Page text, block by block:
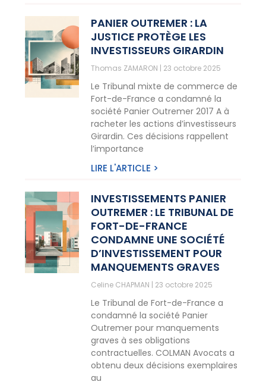
PANIER OUTREMER : LA
JUSTICE PROTÈGE LES
INVESTISSEURS GIRARDIN
Thomas ZAMARON 23 octobre 2025
Le Tribunal mixte de commerce de
Fort-de-France a condamné la
société Panier Outremer 2017 A à
racheter les actions d’investisseurs
Girardin. Ces décisions rappellent
l’importance
LIRE L'ARTICLE >
INVESTISSEMENTS PANIER
OUTREMER : LE TRIBUNAL DE
FORT-DE-FRANCE
CONDAMNE UNE SOCIÉTÉ
D’INVESTISSEMENT POUR
MANQUEMENTS GRAVES
Celine CHAPMAN 23 octobre 2025
Le Tribunal de Fort-de-France a
condamné la société Panier
Outremer pour manquements
graves à ses obligations
contractuelles. COLMAN Avocats a
obtenu deux décisions exemplaires
au